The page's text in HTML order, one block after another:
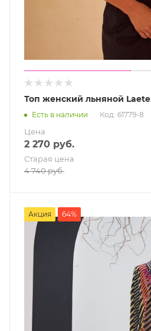
Топ женский льняной Laete
Есть в наличии Код: 61779-8
Цена
2 270 руб.
Старая цена
4 740руб.
Акция 64%